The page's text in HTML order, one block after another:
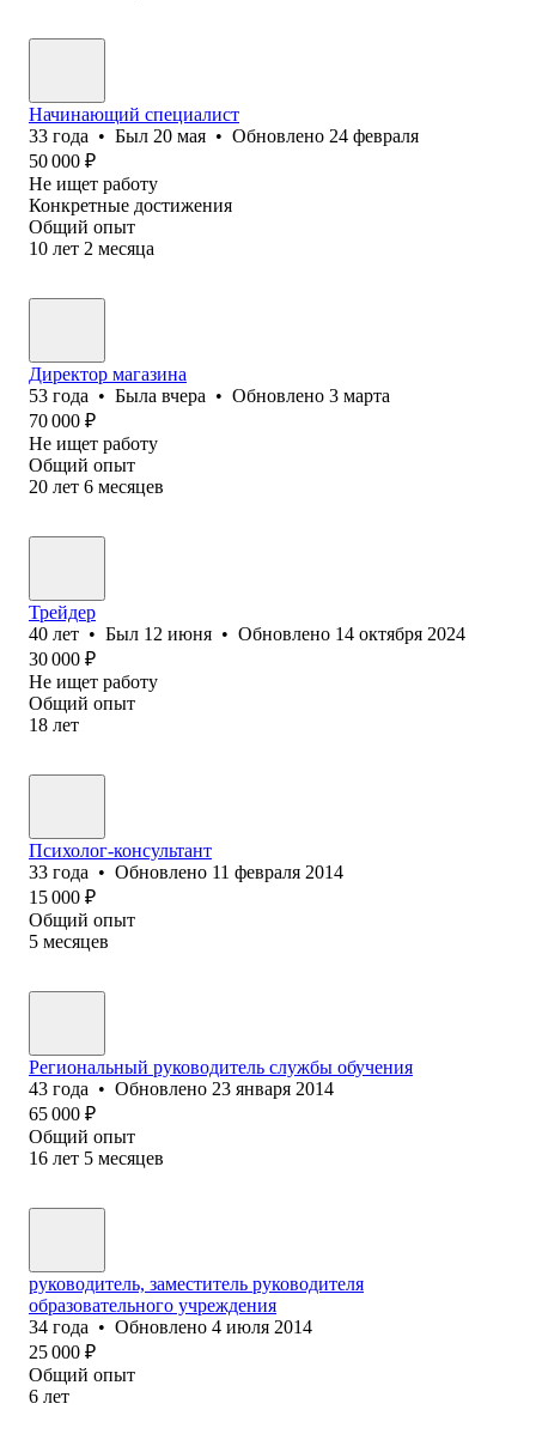
Начинающий специалист
33 года • Был 20 мая • Обновлено 24 февраля
50 000 ₽
Не ищет работу
Конкретные достижения
Общий опыт
10 лет 2 месяца
Директор магазина
53 года • Была вчера • Обновлено 3 марта
70 000 ₽
Не ищет работу
Общий опыт
20 лет 6 месяцев
Трейдер
40 лет • Был 12 июня • Обновлено 14 октября 2024
30 000 ₽
Не ищет работу
Общий опыт
18 лет
Психолог-консультант
33 года • Обновлено 11 февраля 2014
15 000 ₽
Общий опыт
5 месяцев
Региональный руководитель службы обучения
43 года • Обновлено 23 января 2014
65 000 ₽
Общий опыт
16 лет 5 месяцев
руководитель, заместитель руководителя
образовательного учреждения
34 года • Обновлено 4 июля 2014
25 000 ₽
Общий опыт
6 лет